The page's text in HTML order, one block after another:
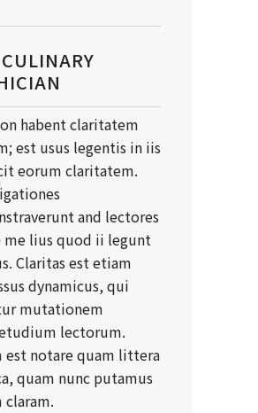
CULINARY
habent claritatem
est usus legentis in iis
eorum claritatem.
and lectores
me lius quod ii legunt
Claritas est etiam
dynamicus, qui
mutationem
lectorum.
est notare quam littera
quam nunc putamus
claram.